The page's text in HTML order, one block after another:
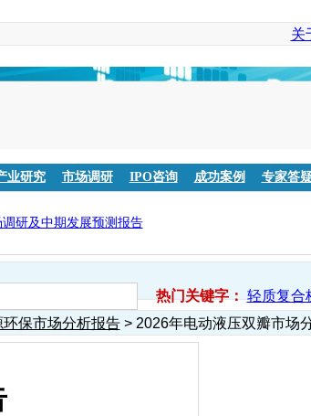
关
业研究 市场调研 IPO咨询 成功案例 专家答
调研及中期发展预测报告
热门关键字： 轻质复合
环保市场分析报告> 2026年电动液压双瓣市场